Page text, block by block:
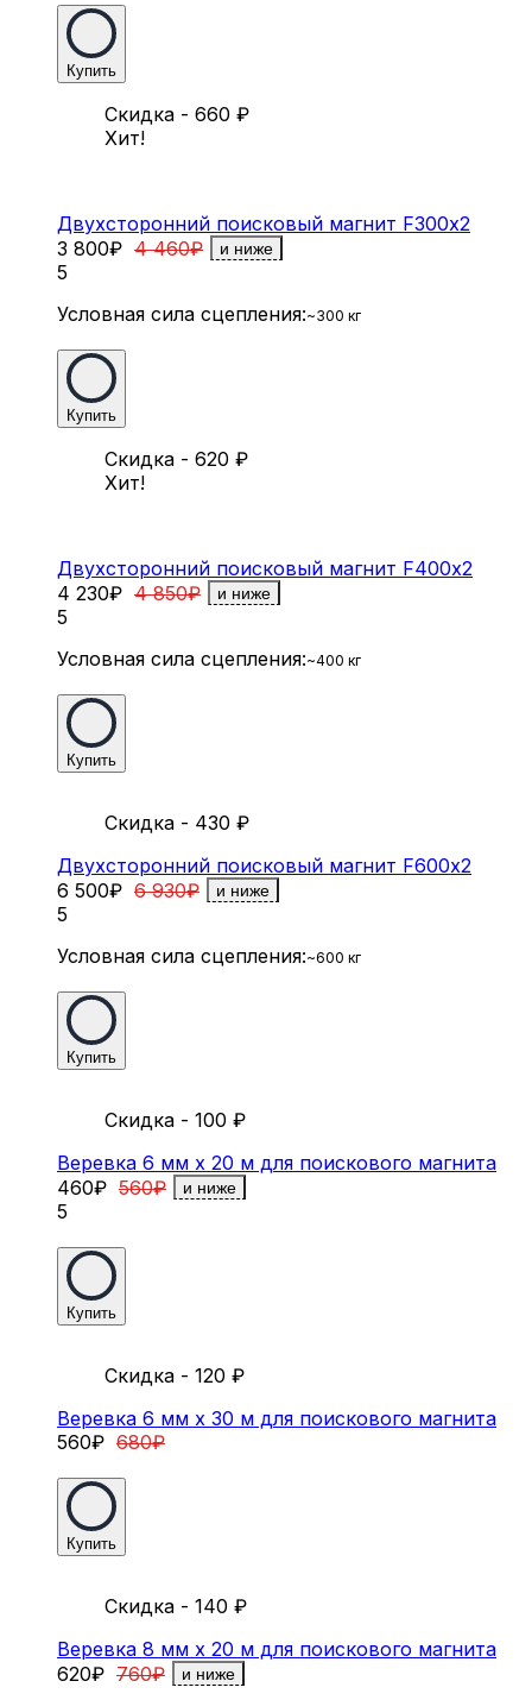
Купить
Скидка - 660 ₽
Хит!
Двухсторонний поисковый магнит F300х2
3 800₽ 4 460₽ и ниже
5
Условная сила сцепления:~300 кг
Купить
Скидка - 620 ₽
Хит!
Двухсторонний поисковый магнит F400х2
4 230₽ 4 850₽ и ниже
5
Условная сила сцепления:~400 кг
Купить
Скидка - 430 ₽
Двухсторонний поисковый магнит F600х2
6 500₽ 6 930₽ и ниже
5
Условная сила сцепления:~600 кг
Купить
Скидка - 100 ₽
Веревка 6 мм х 20 м для поискового магнита
460₽ 560₽ и ниже
5
Купить
Скидка - 120 ₽
Веревка 6 мм х 30 м для поискового магнита
560₽ 680₽
Купить
Скидка - 140 ₽
Веревка 8 мм х 20 м для поискового магнита
620₽ 760₽ и ниже